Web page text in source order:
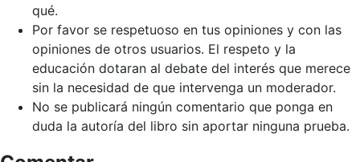
qué.
Por favor se respetuoso en tus opiniones y con las
opiniones de otros usuarios. El respeto y la
educación dotaran al debate del interés que merece
sin la necesidad de que intervenga un moderador.
No se publicará ningún comentario que ponga en
duda la autoría del libro sin aportar ninguna prueba.